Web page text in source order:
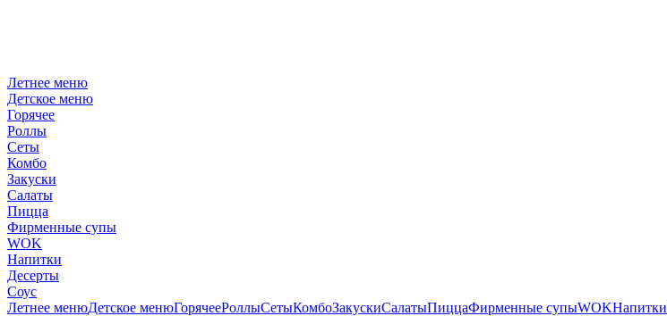
Летнее меню
Детское меню
Горячее
Роллы
Сеты
Комбо
Закуски
Салаты
Пицца
Фирменные супы
WOK
Напитки
Десерты
Соус
Летнее менюДетское менюГорячееРоллыСетыКомбоЗакускиСалатыПиццаФирменные супыWOKНапитки